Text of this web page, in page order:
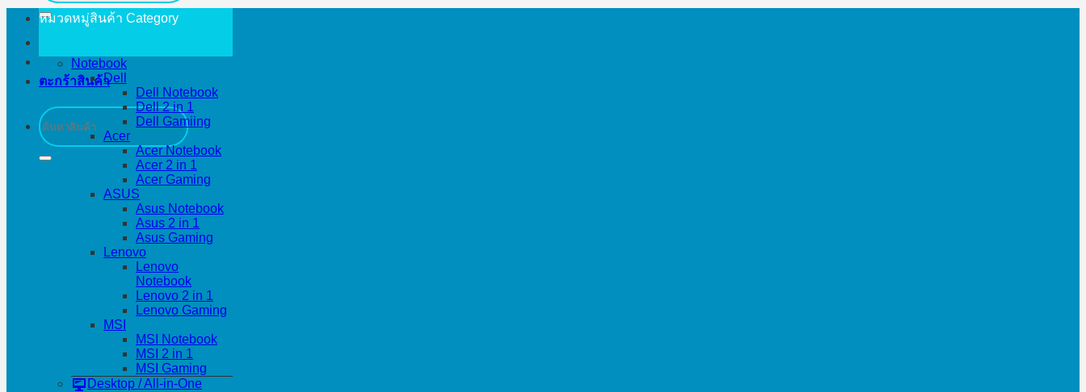
ตะกร้าสินค้า
ค้นหา:
หมวดหมู่สินค้า Category
Notebook
Dell
Dell Notebook
Dell 2 in 1
Dell Gamiing
Acer
Acer Notebook
Acer 2 in 1
Acer Gaming
ASUS
Asus Notebook
Asus 2 in 1
Asus Gaming
Lenovo
Lenovo
Notebook
Lenovo 2 in 1
Lenovo Gaming
MSI
MSI Notebook
MSI 2 in 1
MSI Gaming
Desktop / All-in-One